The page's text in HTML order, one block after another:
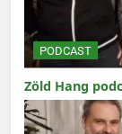
PODCAST
Zöld Hang